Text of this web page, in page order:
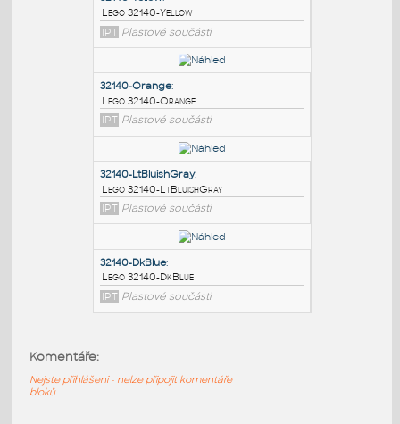
PODOBNÉ BLOKY
32140-Yellow:
Lego 32140-Yellow
IPT Plastové součásti
32140-Orange:
Lego 32140-Orange
IPT Plastové součásti
Lego 32140-LtBluishGray
Komentáře:
Nejste přihlášeni - nelze připojit komentáře
bloků